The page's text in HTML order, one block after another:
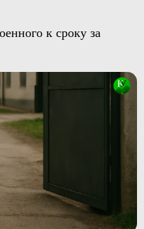
к сроку за